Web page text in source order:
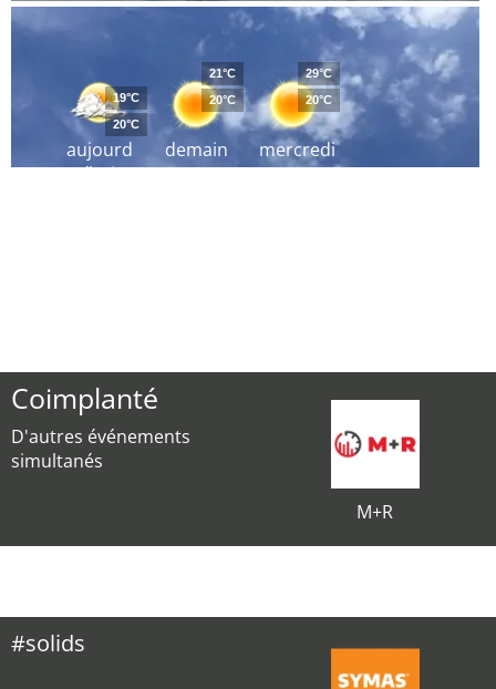
aujourd
´hui
19°C
20°C
demain
21°C
20°C
mercredi
29°C
20°C
Coimplanté
D'autres événements
simultanés
M+R
#solids